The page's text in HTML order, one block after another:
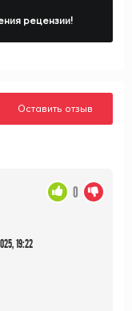
рецензии!
Оставить отзыв
19:22
0